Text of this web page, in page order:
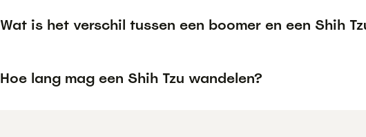
Wat is het verschil tussen een boomer en een Shih
Hoe lang mag een Shih Tzu wandelen?